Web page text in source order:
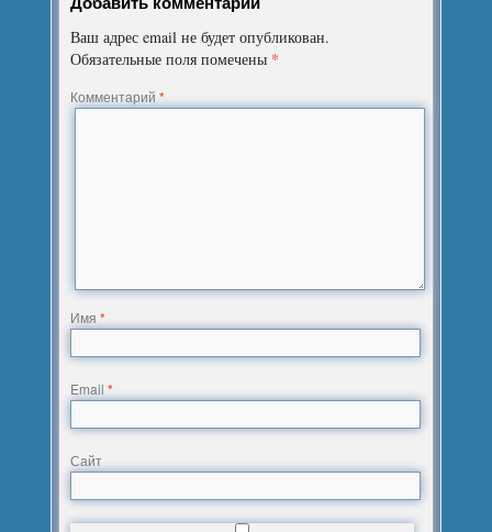
Ваш адрес email не будет опубликован.
Обязательные поля помечены *
Комментарий*
Имя*
Email*
Сайт